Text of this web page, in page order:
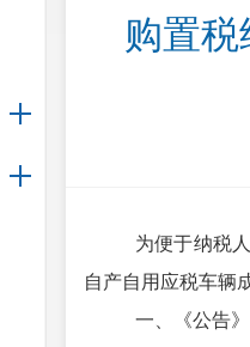
购置
为便于纳税
自产自用应税车辆
一、《公告